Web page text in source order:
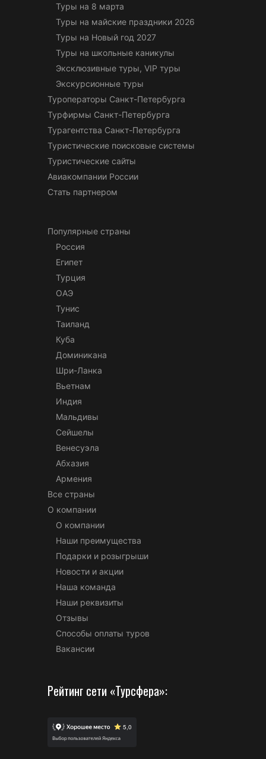
Туры на 8 марта
Туры на майские праздники 2026
Туры на Новый год 2027
Туры на школьные каникулы
Эксклюзивные туры, VIP туры
Экскурсионные туры
Туроператоры Санкт-Петербурга
Турфирмы Санкт-Петербурга
Турагентства Санкт-Петербурга
Туристические поисковые системы
Туристические сайты
Авиакомпании России
Стать партнером
Популярные страны
Россия
Египет
Турция
ОАЭ
Тунис
Таиланд
Куба
Доминикана
Шри-Ланка
Вьетнам
Индия
Мальдивы
Сейшелы
Венесуэла
Абхазия
Армения
Все страны
О компании
О компании
Наши преимущества
Подарки и розыгрыши
Новости и акции
Наша команда
Наши реквизиты
Отзывы
Способы оплаты туров
Вакансии
Рейтинг сети «Турсфера»: